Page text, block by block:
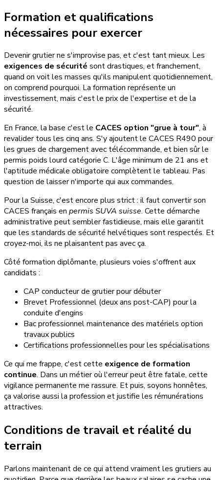
Formation et qualifications
nécessaires pour exercer
Devenir grutier ne s'improvise pas, et c'est tant mieux. Les
exigences de sécurité sont drastiques, et franchement,
quand on voit les masses qu'ils manipulent quotidiennement,
on comprend pourquoi. La formation représente un
investissement, mais c'est le prix de l'expertise et de la
sécurité.
En France, la base c'est le CACES option "grue à tour", à
revalider tous les cinq ans. S'y ajoutent le CACES R490 pour
les grues de chargement avec télécommande, et bien sûr le
permis poids lourd catégorie C. L'âge minimum de 21 ans et
l'aptitude médicale obligatoire complètent le tableau. Pas
question de laisser n'importe qui aux commandes.
Pour la Suisse, c'est encore plus strict : il faut convertir son
CACES français en permis SUVA suisse. Cette démarche
administrative peut sembler fastidieuse, mais elle garantit
que les standards de sécurité helvétiques sont respectés. Et
croyez-moi, ils ne plaisantent pas avec ça.
Côté formation diplômante, plusieurs voies s'offrent aux
candidats :
CAP conducteur de grutier pour débuter
Brevet Professionnel (deux ans post-CAP) pour la
conduite d'engins
Bac professionnel maintenance des matériels option
travaux publics
Certifications professionnelles pour les spécialisations
Ce qui me frappe, c'est cette exigence de formation
continue. Dans un métier où l'erreur peut être fatale, cette
vigilance permanente me rassure. Et puis, soyons honnêtes,
ça valorise aussi la profession et justifie les rémunérations
attractives.
Conditions de travail et réalité du
terrain
Parlons maintenant de ce qui attend vraiment les grutiers au